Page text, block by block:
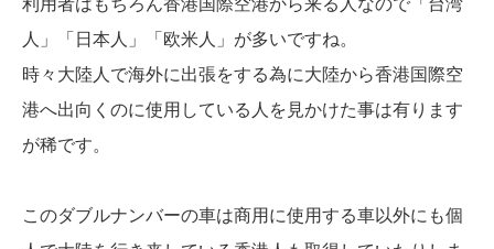
利用者はもちろん香港国際空港から来る人なので「台湾
人」「日本人」「欧米人」が多いですね。
時々大陸人で海外に出張をする為に大陸から香港国際空
港へ出向くのに使用している人を見かけた事は有ります
が稀です。
このダブルナンバーの車は商用に使用する車以外にも個